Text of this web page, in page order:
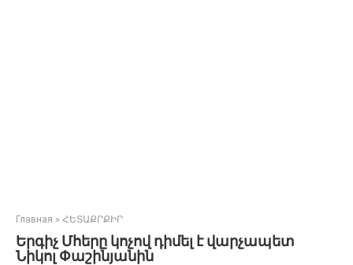
Главная » ՀԵՏԱՔՐՔԻՐ
Երգիչ Մհերը կոչով դիմել է վարչապետ
Նիկոլ Փաշինյանին